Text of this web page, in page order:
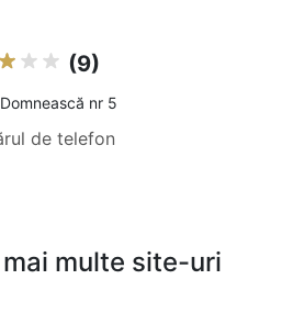
(9)
nr 5
de telefon
multe site-uri